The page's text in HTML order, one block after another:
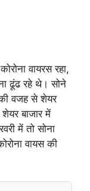
वायरस रहा,
ढूंढ रहे थे। सोने
की वजह से शेयर
बाजार में
में तो सोना
वायस की